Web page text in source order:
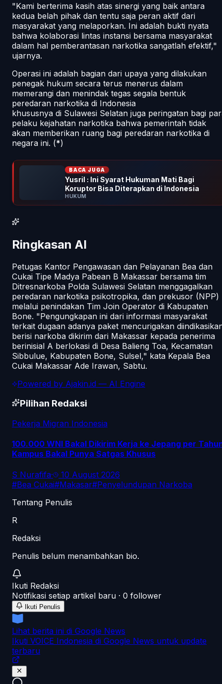
"Kami berterima kasih atas sinergi yang baik antara
kedua belah pihak dan tentu saja peran aktif dari
masyarakat yang melaporkan. Ini adalah bukti nyata
bahwa kolaborasi lintas instansi bersama masyarakat
dalam hal pemberantasan narkotika sangatlah efektif,"
ujarnya.
Operasi ini adalah bagian dari upaya yang dilakukan
penegak hukum secara terus menerus dalam
memerangi dan menindak tegas segala bentuk
peredaran narkotika di Indonesia
khususnya di Sulawesi Selatan juga peringatan bagi
pelaku kejahatan narkotika bahwa pemerintah tidak
akan memberikan ruang bagi peredaran narkotika di
negara ini. (*)
BACA JUGA
Yusril : Ini Syarat Hukuman Mati Bagi
Koruptor Bisa Diterapkan di Indonesia
HUKUM
Ringkasan AI
Petugas Kantor Pengawasan dan Pelayanan Bea dan
Cukai Tipe Madya Pabean B Makassar bersama tim
Ditresnarkoba Polda Sulawesi Selatan menggagalkan
peredaran narkotika psikotropika, dan prekusor (NPP)
melalui penindakan Tim Join Operator di Kabupaten
Bone. "Pengungkapan ini dari informasi masyarakat
terkait dugaan adanya paket mencurigakan
berisi narkoba dikirim dari Makassar kepada penerima
berinisial A berlokasi di Desa Balieng Toa, Kecamatan
Sibbulue, Kabupaten Bone, Sulsel," kata Kepala Bea
Cukai Makassar Ade Irawan, Sabtu.
Powered by Ajakin.id — AI Engine
Pilihan Redaksi
Pekerja Migran Indonesia
100.000 WNI Bakal Dikirim Kerja ke Jepang per
Kampus Bakal Punya Satgas Khusus
S Nurafifa·
10 August 2026
#Bea Cukai#Makasar#Penyelundupan Narkoba
Tentang Penulis
R
Redaksi
Penulis belum menambahkan bio.
Ikuti Redaksi
Notifikasi setiap artikel baru · 0 follower
Ikuti Penulis
Lihat berita ini di Google News
Ikuti VOICE Indonesia di Google News untuk update
terbaru